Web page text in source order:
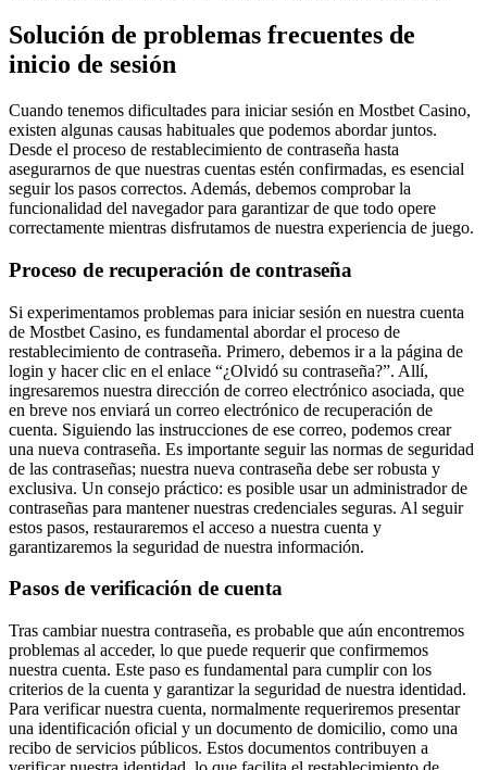
Solución de problemas frecuentes de
inicio de sesión
Cuando tenemos dificultades para iniciar sesión en Mostbet Casino,
existen algunas causas habituales que podemos abordar juntos.
Desde el proceso de restablecimiento de contraseña hasta
asegurarnos de que nuestras cuentas estén confirmadas, es esencial
seguir los pasos correctos. Además, debemos comprobar la
funcionalidad del navegador para garantizar de que todo opere
correctamente mientras disfrutamos de nuestra experiencia de juego.
Proceso de recuperación de contraseña
Si experimentamos problemas para iniciar sesión en nuestra cuenta
de Mostbet Casino, es fundamental abordar el proceso de
restablecimiento de contraseña. Primero, debemos ir a la página de
login y hacer clic en el enlace “¿Olvidó su contraseña?”. Allí,
ingresaremos nuestra dirección de correo electrónico asociada, que
en breve nos enviará un correo electrónico de recuperación de
cuenta. Siguiendo las instrucciones de ese correo, podemos crear
una nueva contraseña. Es importante seguir las normas de seguridad
de las contraseñas; nuestra nueva contraseña debe ser robusta y
exclusiva. Un consejo práctico: es posible usar un administrador de
contraseñas para mantener nuestras credenciales seguras. Al seguir
estos pasos, restauraremos el acceso a nuestra cuenta y
garantizaremos la seguridad de nuestra información.
Pasos de verificación de cuenta
Tras cambiar nuestra contraseña, es probable que aún encontremos
problemas al acceder, lo que puede requerir que confirmemos
nuestra cuenta. Este paso es fundamental para cumplir con los
criterios de la cuenta y garantizar la seguridad de nuestra identidad.
Para verificar nuestra cuenta, normalmente requeriremos presentar
una identificación oficial y un documento de domicilio, como una
recibo de servicios públicos. Estos documentos contribuyen a